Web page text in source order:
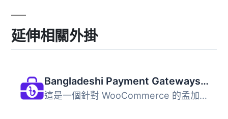
延伸相關外掛
Bangladeshi Payment Gateways – Make Payment Using QR Code
這是一個針對 WooCommerce 的孟加拉國支付閘道外掛。它包含一...